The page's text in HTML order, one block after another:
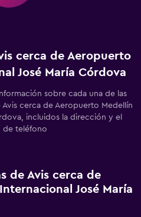
cerca de Aeropuerto
José María Córdova
sobre cada una de las
cerca de Aeropuerto Medellín
incluidos la dirección y el
de teléfono
de Avis cerca de
José María